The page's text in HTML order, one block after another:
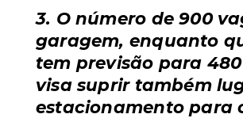
3. O número de 900
garagem, enquanto
tem previsão para
visa suprir também
estacionamento para